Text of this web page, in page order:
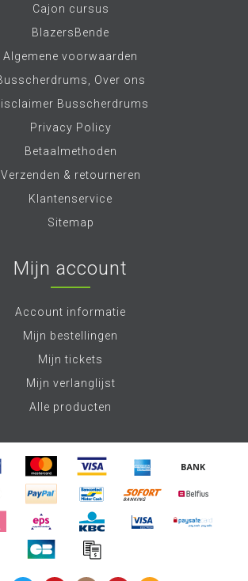
Cajon cursus
BlazersBende
Algemene voorwaarden
Over ons
Busscherdrums
Privacy Policy
Betaalmethoden
Verzenden & retourneren
Klantenservice
Sitemap
Mijn account
Account informatie
Mijn bestellingen
Mijn tickets
Mijn verlanglijst
Alle producten